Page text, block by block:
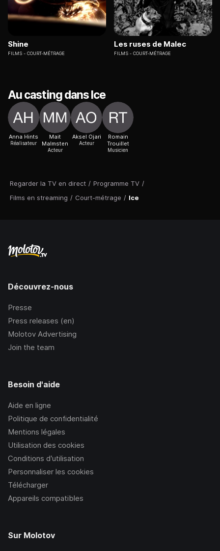
Regarder la TV en direct / Programme TV /
Films en streaming / Court-métrage / Ice
Shine
FILMS COURT-MÉTRAGE
Les ruses de Malec
FILMS COURT-MÉTRAGE
Au casting dans Ice
Anna Hints
Réalisateur
Mait
Malmsten
Acteur
Aksel Ojari
Acteur
Romain
Trouillet
Musicien
Découvrez-nous
Presse
Press releases (en)
Molotov Advertising
Join the team
Besoin d'aide
Aide en ligne
Politique de confidentialité
Mentions légales
Utilisation des cookies
Conditions d’utilisation
Personnaliser les cookies
Télécharger
Appareils compatibles
Sur Molotov